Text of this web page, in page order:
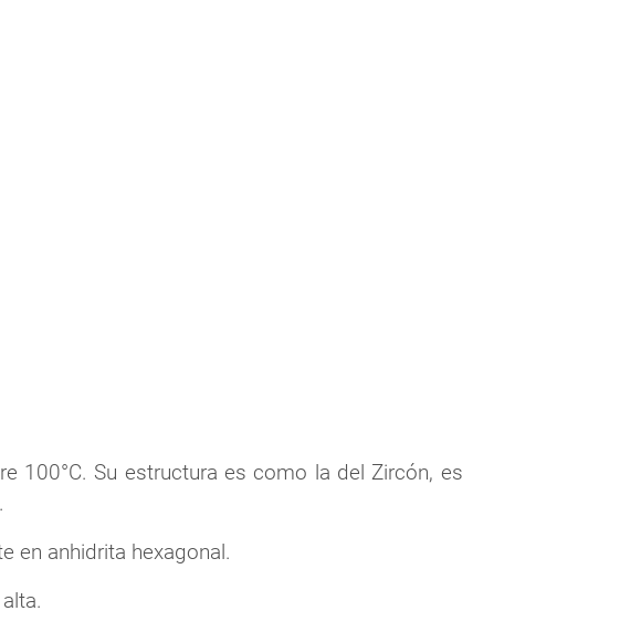
100°C. Su estructura es como la del Zircón, es
en anhidrita hexagonal.